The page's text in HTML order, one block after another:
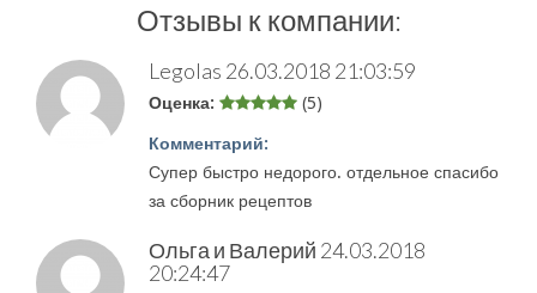
Отзывы к компании:
Legolas 26.03.2018 21:03:59
Оценка: (5)
Комментарий:
Супер быстро недорого. отдельное спасибо
за сборник рецептов
Ольга и Валерий 24.03.2018
20:24:47